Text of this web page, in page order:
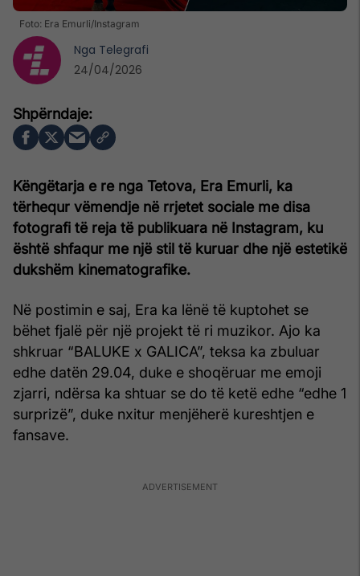
Foto: Era Emurli/Instagram
Këngëtarja e re nga Tetova, Era Emurli, ka
tërhequr vëmendje në rrjetet sociale me disa
fotografi të reja të publikuara në Instagram, ku
është shfaqur me një stil të kuruar dhe një estetikë
dukshëm kinematografike.
Në postimin e saj, Era ka lënë të kuptohet se
bëhet fjalë për një projekt të ri muzikor. Ajo ka
shkruar “BALUKE x GALICA”, teksa ka zbuluar
edhe datën 29.04, duke e shoqëruar me emoji
zjarri, ndërsa ka shtuar se do të ketë edhe “edhe 1
surprizë”, duke nxitur menjëherë kureshtjen e
fansave.
Nga Telegrafi
24/04/2026